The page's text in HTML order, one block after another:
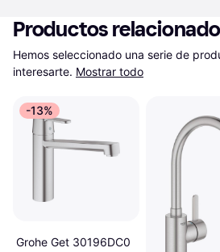
Productos
Hemos seleccionado una serie de
interesarte. Mostrar todo
-13%
Grohe Get 30196DC0